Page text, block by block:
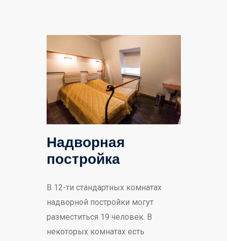
Надворная
постройка
В 12-ти стандартных комнатах
надворной постройки могут
разместиться 19 человек. В
некоторых комнатах есть